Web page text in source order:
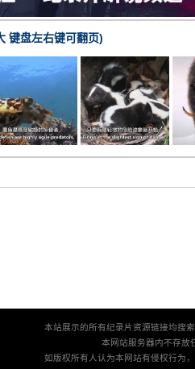
键盘左右键可翻页)
本站展示的所有纪录片资源链接均搜
本网站服务器内不存放
如版权所有人认为本网站有侵权行为